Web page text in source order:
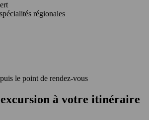
régionales
le point de rendez-vous
à votre itinéraire